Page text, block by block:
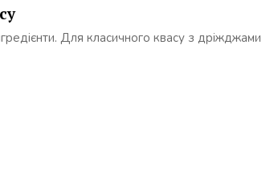
Для класичного квасу з дріжджами